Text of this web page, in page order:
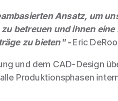
Ansatz, um
betreuen und ihnen
zu bieten" -Eric
und dem CAD-Design
Produktionsphasen